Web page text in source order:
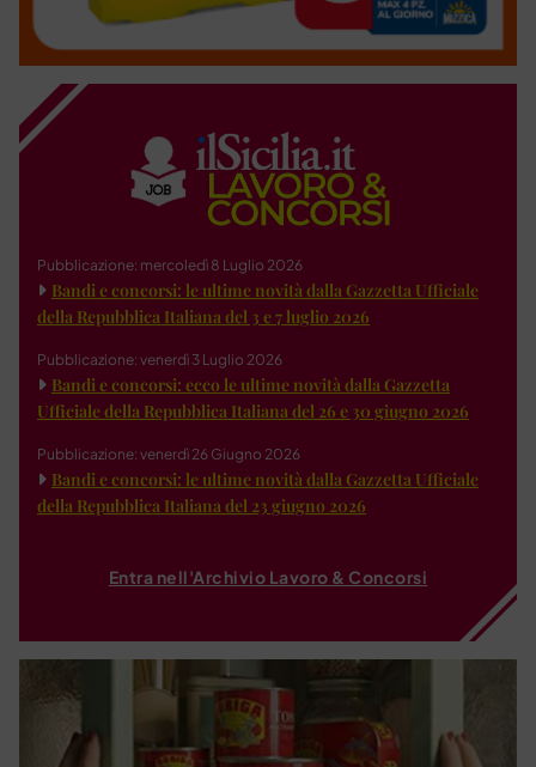
Pubblicazione: mercoledì 8 Luglio 2026
Bandi e concorsi: le ultime novità dalla Gazzetta Ufficiale
della Repubblica Italiana del 3 e 7 luglio 2026
Pubblicazione: venerdì 3 Luglio 2026
Bandi e concorsi: ecco le ultime novità dalla Gazzetta
Ufficiale della Repubblica Italiana del 26 e 30 giugno 2026
Pubblicazione: venerdì 26 Giugno 2026
Bandi e concorsi: le ultime novità dalla Gazzetta Ufficiale
della Repubblica Italiana del 23 giugno 2026
Entra nell'Archivio Lavoro & Concorsi